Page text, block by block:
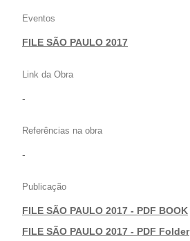
Eventos
FILE SÃO PAULO 2017
Link da Obra
-
Referências na obra
-
Publicação
FILE SÃO PAULO 2017 - PDF BOOK
|FILE SÃO PAULO 2017 - PDF Folder